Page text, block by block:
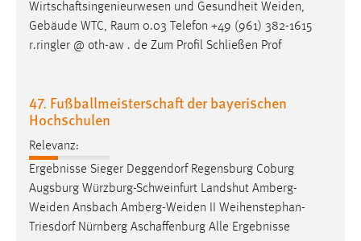
Wirtschaftsingenieurwesen und Gesundheit Weiden,
Gebäude WTC, Raum 0.03 Telefon +49 (961) 382-1615
r.ringler @ oth-aw . de Zum Profil Schließen Prof
47. Fußballmeisterschaft der bayerischen
Hochschulen
Relevanz:
Ergebnisse Sieger Deggendorf Regensburg Coburg
Augsburg Würzburg-Schweinfurt Landshut Amberg-
Weiden Ansbach Amberg-Weiden II Weihenstephan-
Triesdorf Nürnberg Aschaffenburg Alle Ergebnisse
Name:
MibewSessionID, MIBEW_UserID, mibew_locale, mibew-
chat-frame-style-5e9dbeb1811c0446
Wird benötigt um die Chatfunktion nutzen zu können.
Cookie Laufzeit:
MibewSessionID, mibew-chat-frame-style-
5e9dbeb1811c0446 = Sitzungslaufzeit, mibew_locale = 3
Login